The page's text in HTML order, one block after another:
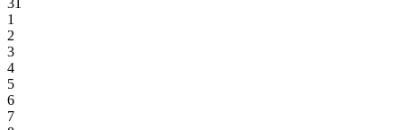
1
2
3
4
5
6
7